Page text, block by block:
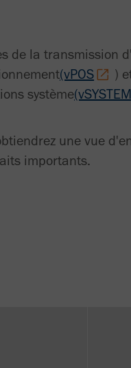
de la transmission
(vPOS
)
système(vSYSTEM
une vue
importants.